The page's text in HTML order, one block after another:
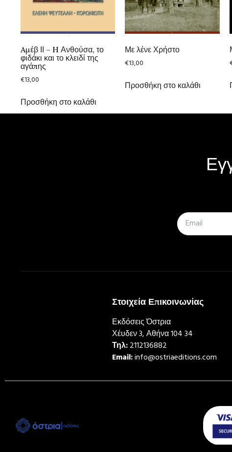
Aμέβ ΙΙ – H Ανθούσα, το
φιδάκι και το κλειδί της
αγάπης
€13,00
Προσθήκη στο καλάθι
Με λένε Χρήστο
€13,00
Προσθήκη στο καλάθι
Στοιχεία Επικοινωνίας
Εκδόσεις Όστρια
Χέυδεν 3, Αθήνα 104 34
Τηλ:2112136882
Email:info@ostriaeditions.com